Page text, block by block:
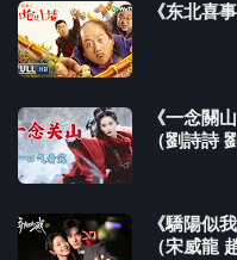
《东北喜
《一念關
（劉詩詩
《驕陽似
（宋威龍